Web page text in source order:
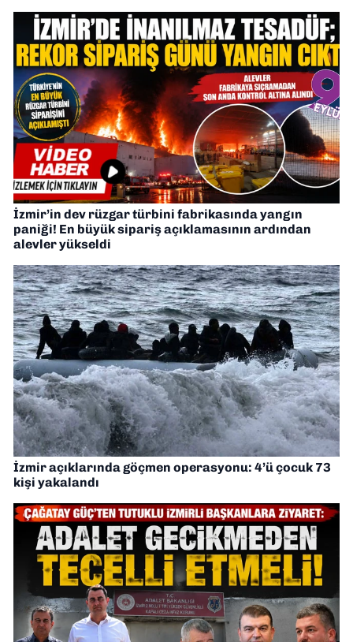
İzmir’in dev rüzgar türbini fabrikasında yangın
paniği! En büyük sipariş açıklamasının ardından
alevler yükseldi
İzmir açıklarında göçmen operasyonu: 4’ü çocuk 73
kişi yakalandı